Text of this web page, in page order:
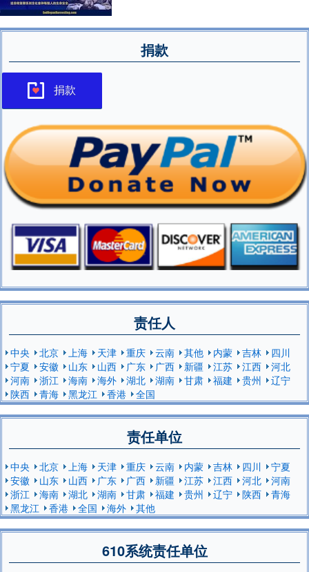
捐款
捐款
责任人
中央 北京 上海 天津 重庆 云南 其他 内蒙 吉林
四川
宁夏
安徽 山东 山西 广东 广西 新疆 江苏 江西
河北
河南
浙江 海南 海外 湖北 湖南 甘肃 福建 贵州
辽宁
陕西
青海 黑龙江 香港 全国
责任单位
中央 北京 上海 天津 重庆 云南 内蒙 吉林 四川
宁夏
安徽
山东 山西 广东 广西 新疆 江苏 江西 河北
河南
浙江
海南 湖北 湖南 甘肃 福建 贵州 辽宁 陕西
青海
黑龙江
香港 全国 海外 其他
610系统责任单位